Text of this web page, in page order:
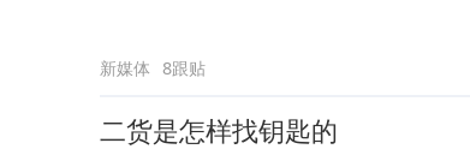
新媒体 8跟贴
二货是怎样找钥匙的